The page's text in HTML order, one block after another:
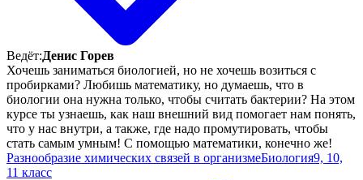
Ведёт:Денис Горев
Хочешь заниматься биологией, но не хочешь возиться с
пробирками? Любишь математику, но думаешь, что в
биологии она нужна только, чтобы считать бактерии? На этом
курсе ты узнаешь, как наш внешний вид помогает нам понять,
что у нас внутри, а также, где надо промутировать, чтобы
стать самым умным! С помощью математики, конечно же!
Разнообразие химических связей в организмеБиология9, 10,
11 класс